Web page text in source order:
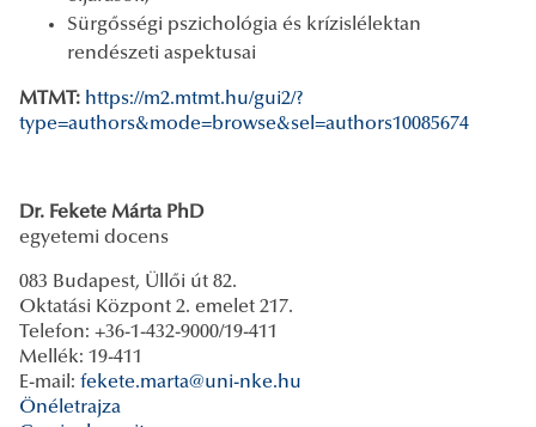
Sürgősségi pszichológia és krízislélektan
rendészeti aspektusai
MTMT: https://m2.mtmt.hu/gui2/?
type=authors&mode=browse&sel=authors10085674
Dr. Fekete Márta PhD
egyetemi docens
083 Budapest, Üllői út 82.
Oktatási Központ 2. emelet 217.
Telefon: +36-1-432-9000/19-411
Mellék: 19-411
E-mail: fekete.marta@uni-nke.hu
Önéletrajza